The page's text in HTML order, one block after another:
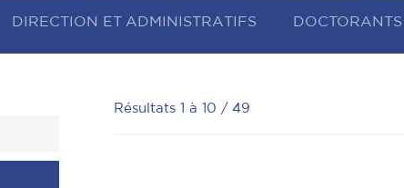
DIRECTION ET ADMINISTRATIFS DOCTORANTS
Résultats 1 à 10 / 49